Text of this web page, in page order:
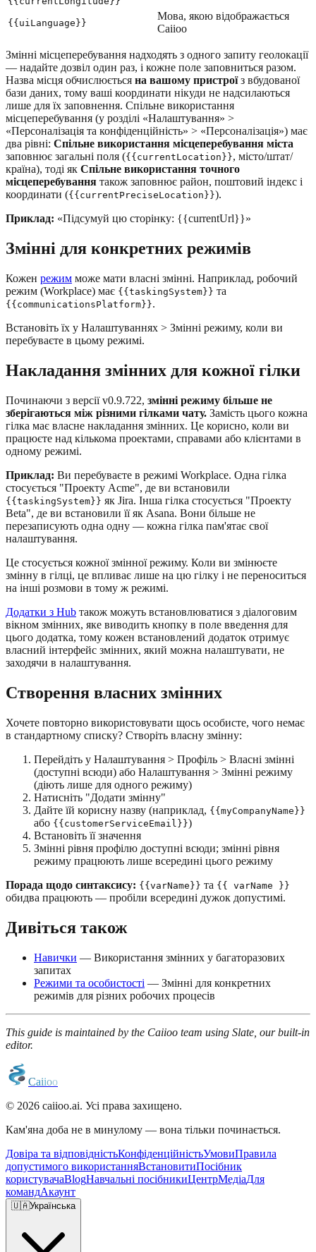
{{uiLanguage}}
Мова, якою відображається
Caiioo
Змінні місцеперебування надходять з одного запиту геолокації
— надайте дозвіл один раз, і кожне поле заповниться разом.
Назва місця обчислюється на вашому пристроїз вбудованої
бази даних, тому ваші координати нікуди не надсилаються
лише для їх заповнення. Спільне використання
місцеперебування (у розділі «Налаштування» >
«Персоналізація та конфіденційність» > «Персоналізація») має
два рівні: Спільне використання місцеперебування міста
заповнює загальні поля ({{currentLocation}}, місто/штат/
країна), тоді як Спільне використання точного
місцеперебування також заповнює район, поштовий індекс і
координати ({{currentPreciseLocation}}).
Приклад: «Підсумуй цю сторінку: {{currentUrl}}»
Змінні для конкретних режимів
Кожен режим може мати власні змінні. Наприклад, робочий
режим (Workplace) має {{taskingSystem}} та
{{communicationsPlatform}}.
Встановіть їх у Налаштуваннях > Змінні режиму, коли ви
перебуваєте в цьому режимі.
Накладання змінних для кожної гілки
Починаючи з версії v0.9.722, змінні режиму більше не
зберігаються між різними гілками чату. Замість цього кожна
гілка має власне накладання змінних. Це корисно, коли ви
працюєте над кількома проектами, справами або клієнтами в
одному режимі.
Приклад: Ви перебуваєте в режимі Workplace. Одна гілка
стосується "Проекту Acme", де ви встановили
{{taskingSystem}} як Jira. Інша гілка стосується "Проекту
Beta", де ви встановили її як Asana. Вони більше не
перезаписують одна одну — кожна гілка пам'ятає свої
налаштування.
Це стосується кожної змінної режиму. Коли ви змінюєте
змінну в гілці, це впливає лише на цю гілку і не переноситься
на інші розмови в тому ж режимі.
Додатки з Hub також можуть встановлюватися з діалоговим
вікном змінних, яке виводить кнопку в поле введення для
цього додатка, тому кожен встановлений додаток отримує
власний інтерфейс змінних, який можна налаштувати, не
заходячи в налаштування.
Створення власних змінних
Хочете повторно використовувати щось особисте, чого немає
в стандартному списку? Створіть власну змінну:
Перейдіть у Налаштування > Профіль > Власні змінні
(доступні всюди) або Налаштування > Змінні режиму
(діють лише для одного режиму)
Натисніть "Додати змінну"
Дайте їй корисну назву (наприклад, {{myCompanyName}}
або {{customerServiceEmail}})
Встановіть її значення
Змінні рівня профілю доступні всюди; змінні рівня
режиму працюють лише всередині цього режиму
Порада щодо синтаксису: {{varName}} та {{ varName }}
обидва працюють — пробіли всередині дужок допустимі.
Дивіться також
Навички — Використання змінних у багаторазових
запитах
Режими та особистості — Змінні для конкретних
режимів для різних робочих процесів
This guide is maintained by the Caiioo team using Slate, our built-in
editor.
Caiioo
© 2026 caiioo.ai. Усі права захищено.
Кам'яна доба не в минулому — вона тільки починається.
Довіра та відповідністьКонфіденційністьУмовиПравила
допустимого використанняВстановитиПосібник
користувачаBlogНавчальні посібникиЦентрМедіаДля
командАкаунт
🇺🇦Українська